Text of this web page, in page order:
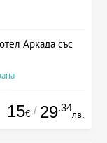
Аркада със
15€ / 29.34
лв.